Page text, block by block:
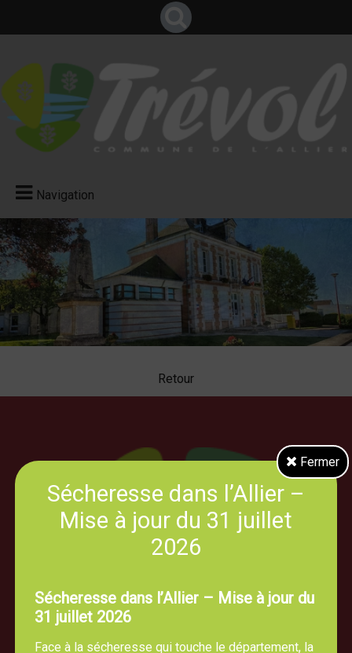
Navigation
Retour
Fermer
Sécheresse dans l’Allier –
Mise à jour du 31 juillet
2026
Sécheresse dans l’Allier – Mise à jour du
31 juillet 2026
Face à la sécheresse qui touche le département, la